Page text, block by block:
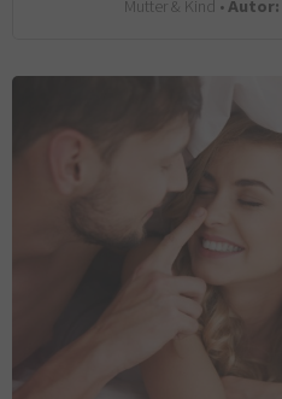
Mutter & Kind •Autor: